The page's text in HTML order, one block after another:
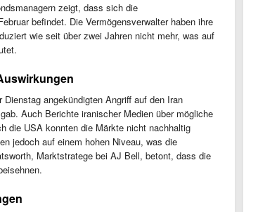
zeigt, dass sich die
befindet. Die Vermögensverwalter haben ihre
wie seit über zwei Jahren nicht mehr, was auf
angekündigten Angriff auf den Iran
Auch Berichte iranischer Medien über mögliche
die USA konnten die Märkte nicht nachhaltig
jedoch auf einem hohen Niveau, was die
Marktstratege bei AJ Bell, betont, dass die